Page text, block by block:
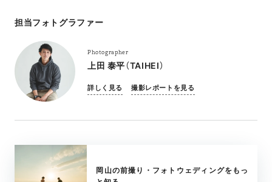
担当フォトグラファー
Photographer
上田 泰平（TAIHEI）
詳しく見る 撮影レポートを見る
岡山の前撮り・フォトウェディングをもっ